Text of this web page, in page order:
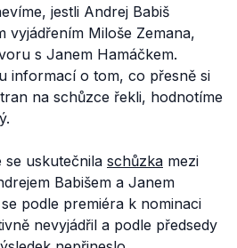
jestli Andrej Babiš
vyjádřením Miloše Zemana,
s Janem Hamáčkem.
informací o tom, co přesně si
na schůzce řekli, hodnotíme
uskutečnila schůzka mezi
Babišem a Janem
podle premiéra k nominaci
nevyjádřil a podle předsedy